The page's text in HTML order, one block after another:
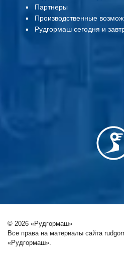
Партнеры
Производственные
Рудгормаш сегодня и
© 2026 «Рудгормаш»
Все права на материалы сайта
«Рудгормаш».